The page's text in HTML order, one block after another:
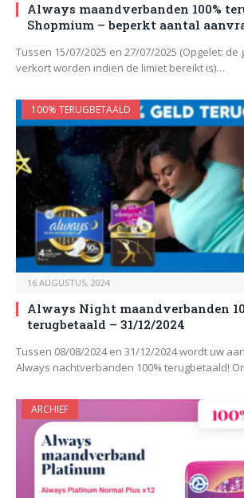
Always maandverbanden 100%
Shopmium – beperkt aantal
Tussen 15/07/2025 en 27/07/2025 (Opgelet:
verkort worden indien de limiet bereikt is)…
100% TERUGBETAALD
16 AUGUSTUS, 2024
Always Night maandverbanden
terugbetaald – 31/12/2024
Tussen 08/08/2024 en 31/12/2024 wordt uw
Always nachtverbanden 100% terugbetaald!
ARCHIEF